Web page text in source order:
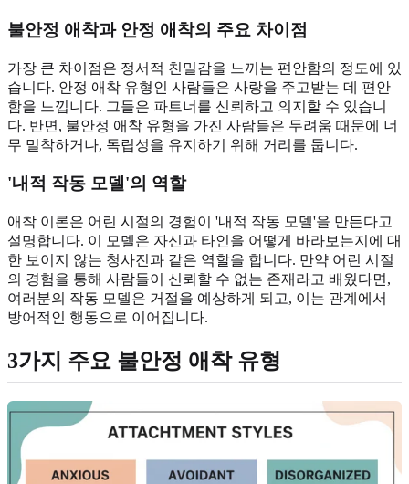
불안정 애착과 안정 애착의 주요 차이점
가장 큰 차이점은 정서적 친밀감을 느끼는 편안함의 정도에 있
습니다. 안정 애착 유형인 사람들은 사랑을 주고받는 데 편안
함을 느낍니다. 그들은 파트너를 신뢰하고 의지할 수 있습니
다. 반면, 불안정 애착 유형을 가진 사람들은 두려움 때문에 너
무 밀착하거나, 독립성을 유지하기 위해 거리를 둡니다.
'내적 작동 모델'의 역할
애착 이론은 어린 시절의 경험이 '내적 작동 모델'을 만든다고
설명합니다. 이 모델은 자신과 타인을 어떻게 바라보는지에 대
한 보이지 않는 청사진과 같은 역할을 합니다. 만약 어린 시절
의 경험을 통해 사람들이 신뢰할 수 없는 존재라고 배웠다면,
여러분의 작동 모델은 거절을 예상하게 되고, 이는 관계에서
방어적인 행동으로 이어집니다.
3가지 주요 불안정 애착 유형